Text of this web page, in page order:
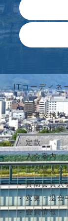
ITコーディネ
ついて
理事長挨拶
組織の概要
定款
入会案内
正会員入会
賛助会員入
変更・退会
会員情報